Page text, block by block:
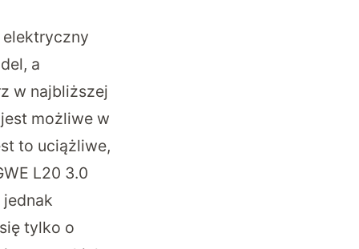
elektryczny
a
w najbliższej
możliwe w
to uciążliwe,
L20 3.0
tylko o